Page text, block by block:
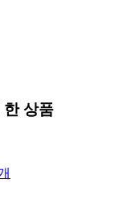
한 상품